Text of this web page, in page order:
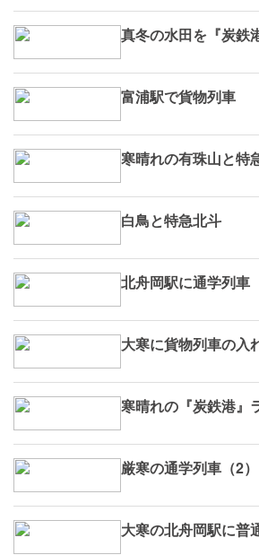
真冬の水田を『炭鉄
富浦駅で貨物列車
寒晴れの有珠山と特
白鳥と特急北斗
北舟岡駅に通学列車
大寒に貨物列車の入
寒晴れの『炭鉄港』
厳寒の通学列車（2）
大寒の北舟岡駅に普